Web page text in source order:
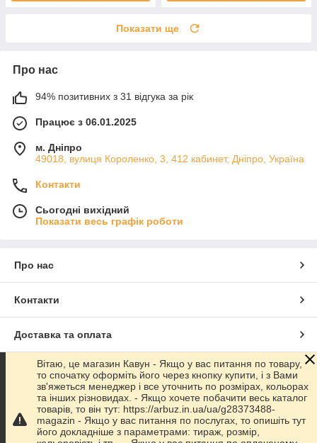
Показати ще
Про нас
94% позитивних з 31 відгука за рік
Працює з 06.01.2025
м. Дніпро
49018, вулиця Короленко, 3, 412 кабинет, Дніпро, Україна
Контакти
Сьогодні вихідний
Показати весь графік роботи
Про нас
Контакти
Доставка та оплата
Графік роботи
Повна версія сайту
Сайт створено на маркетплейсіProm.ua
Вітаю, це магазин Кавун - Якщо у вас питання по товару,
то спочатку оформіть його через кнопку купити, і з Вами
зв'яжеться менеджер і все уточнить по розмірах, кольорах
та інших різновидах. - Якщо хочете побачити весь каталог
товарів, то він тут: https://arbuz.in.ua/ua/g28373488-
magazin - Якщо у вас питання по послугах, то опишіть тут
його докладніше з параметрами: тираж, розмір,